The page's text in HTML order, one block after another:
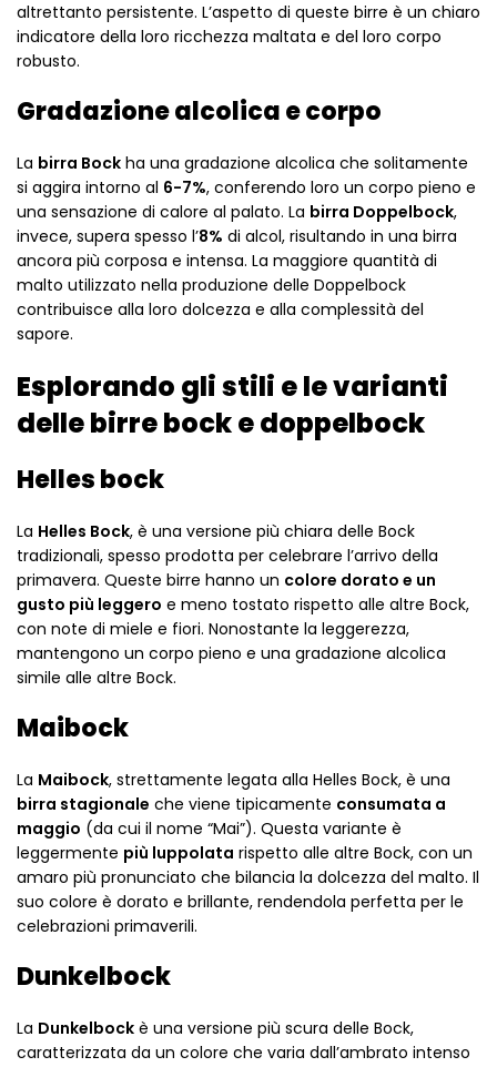
altrettanto persistente. L’aspetto di queste birre è un chiaro
indicatore della loro ricchezza maltata e del loro corpo
robusto.
Gradazione alcolica e corpo
La birra Bock ha una gradazione alcolica che solitamente
si aggira intorno al 6-7%, conferendo loro un corpo pieno e
una sensazione di calore al palato. La birra Doppelbock,
invece, supera spesso l’8% di alcol, risultando in una birra
ancora più corposa e intensa. La maggiore quantità di
malto utilizzato nella produzione delle Doppelbock
contribuisce alla loro dolcezza e alla complessità del
sapore.
Esplorando gli stili e le varianti
delle birre bock e doppelbock
Helles bock
La Helles Bock, è una versione più chiara delle Bock
tradizionali, spesso prodotta per celebrare l’arrivo della
primavera. Queste birre hanno un colore dorato e un
gusto più leggero e meno tostato rispetto alle altre Bock,
con note di miele e fiori. Nonostante la leggerezza,
mantengono un corpo pieno e una gradazione alcolica
simile alle altre Bock.
Maibock
La Maibock, strettamente legata alla Helles Bock, è una
birra stagionale che viene tipicamente consumata a
maggio (da cui il nome “Mai”). Questa variante è
leggermente più luppolata rispetto alle altre Bock, con un
amaro più pronunciato che bilancia la dolcezza del malto. Il
suo colore è dorato e brillante, rendendola perfetta per le
celebrazioni primaverili.
Dunkelbock
La Dunkelbock è una versione più scura delle Bock,
caratterizzata da un colore che varia dall’ambrato intenso